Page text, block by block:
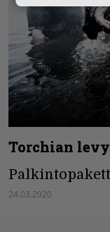
Torchian
24.03.2020